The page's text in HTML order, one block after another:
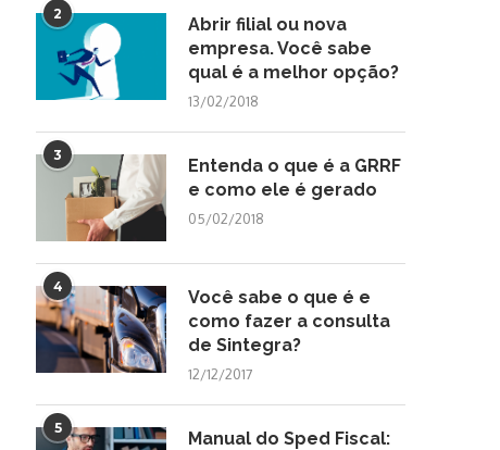
2
Abrir filial ou nova
empresa. Você sabe
qual é a melhor opção?
13/02/2018
3
Entenda o que é a GRRF
e como ele é gerado
05/02/2018
4
Você sabe o que é e
como fazer a consulta
de Sintegra?
12/12/2017
5
Manual do Sped Fiscal: